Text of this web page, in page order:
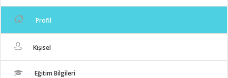
Profil
Kişisel
Eğitim Bilgileri